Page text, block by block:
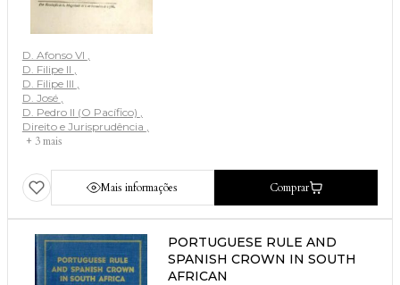
D. Afonso VI
D. Filipe II
D. Filipe III
D. José
D. Pedro II (O Pacífico)
Direito e Jurisprudência
+ 3 mais
Mais informações Comprar
PORTUGUESE RULE AND
SPANISH CROWN IN SOUTH
AFRICAN